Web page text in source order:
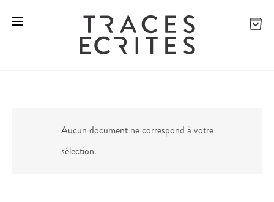
Aucun document ne correspond à votre
sélection.